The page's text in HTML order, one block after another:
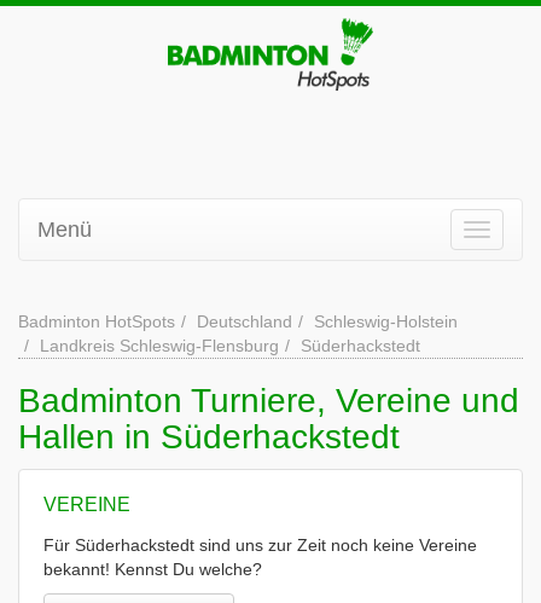
Menü
Badminton HotSpots Deutschland
Schleswig-Holstein
Landkreis Schleswig-Flensburg
Süderhackstedt
Badminton Turniere, Vereine und
Hallen in Süderhackstedt
VEREINE
Für Süderhackstedt sind uns zur Zeit noch keine Vereine
bekannt! Kennst Du welche?